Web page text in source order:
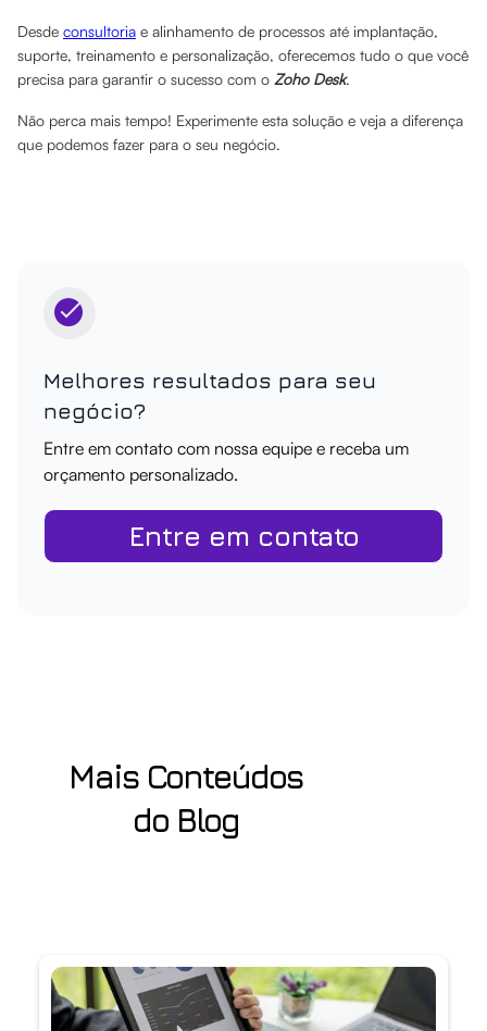
Desde consultoria e alinhamento de processos até implantação,
suporte, treinamento e personalização, oferecemos tudo o que você
precisa para garantir o sucesso com o Zoho Desk.
Não perca mais tempo! Experimente esta solução e veja a diferença
que podemos fazer para o seu negócio.
Melhores resultados para seu
negócio?
Entre em contato com nossa equipe e receba um
orçamento personalizado.
Entre em contato
Mais Conteúdos
do Blog